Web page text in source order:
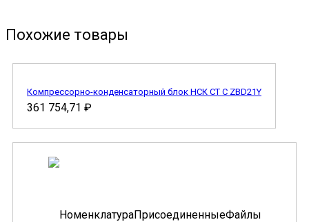
Похожие товары
Компрессорно-конденсаторный блок НСК СТ С ZBD21Y
361 754,71 ₽